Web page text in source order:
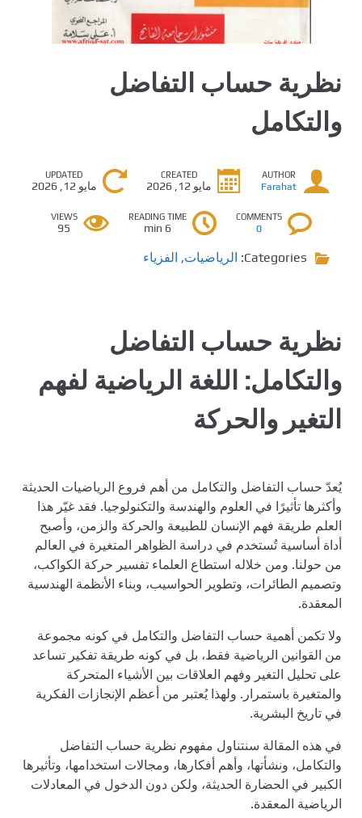
نظرية حساب التفاضل
والتكامل
AUTHOR
Farahat
CREATED
مايو 12, 2026
UPDATED
مايو 12, 2026
COMMENTS
0
READING TIME
6 min
VIEWS
95
Categories: الرياضيات, الفزياء
نظرية حساب التفاضل
والتكامل: اللغة الرياضية لفهم
التغير والحركة
يُعدّ حساب التفاضل والتكامل من أهم فروع الرياضيات الحديثة
وأكثرها تأثيرًا في العلوم والهندسة والتكنولوجيا. فقد غيّر هذا
العلم طريقة فهم الإنسان للطبيعة والحركة والزمن، وأصبح
أداة أساسية تُستخدم في دراسة الظواهر المتغيرة في العالم
من حولنا. ومن خلاله استطاع العلماء تفسير حركة الكواكب،
وتصميم الطائرات، وتطوير الحواسيب، وبناء الأنظمة الهندسية
المعقدة.
ولا تكمن أهمية حساب التفاضل والتكامل في كونه مجموعة
من القوانين الرياضية فقط، بل في كونه طريقة تفكير تساعد
على تحليل التغير وفهم العلاقات بين الأشياء المتحركة
والمتغيرة باستمرار. ولهذا يُعتبر من أعظم الإنجازات الفكرية
في تاريخ البشرية.
في هذه المقالة سنتناول مفهوم نظرية حساب التفاضل
والتكامل، ونشأتها، وأهم أفكارها، ومجالات استخدامها، وتأثيرها
الكبير في الحضارة الحديثة، ولكن دون الدخول في المعادلات
الرياضية المعقدة.